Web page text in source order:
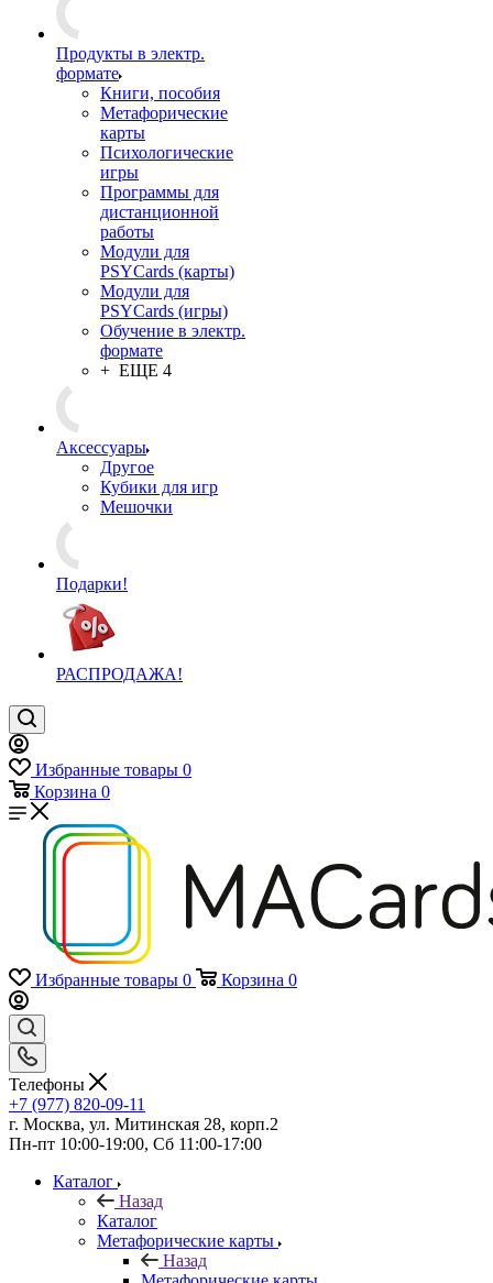
Продукты в электр.
формате
Книги, пособия
Метафорические
карты
Психологические
игры
Программы для
дистанционной
работы
Модули для
PSYCards (карты)
Модули для
PSYCards (игры)
Обучение в электр.
формате
+ ЕЩЕ 4
Аксессуары
Другое
Кубики для игр
Мешочки
Подарки!
РАСПРОДАЖА!
Избранные товары 0
Корзина 0
Избранные товары 0 Корзина 0
Телефоны
+7 (977) 820-09-11
г. Москва, ул. Митинская 28, корп.2
Пн-пт 10:00-19:00, Сб 11:00-17:00
Каталог
Назад
Каталог
Mетафорические карты
Назад